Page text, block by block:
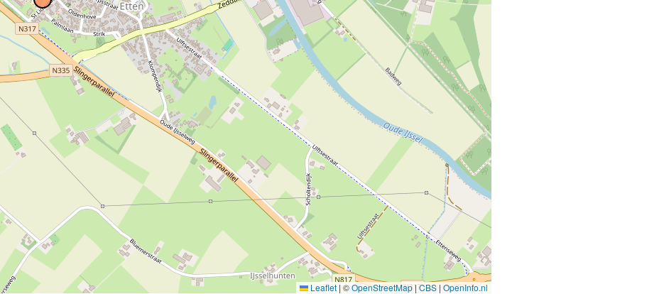
Leaflet |©OpenStreetMap|CBS|OpenInfo.nl